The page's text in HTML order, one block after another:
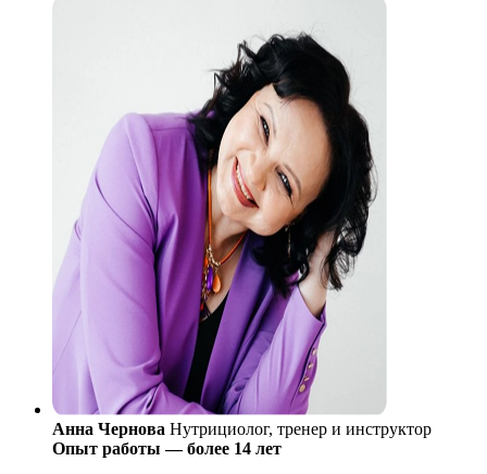
Анна Чернова Нутрициолог, тренер и инструктор
Опыт работы — более 14 лет